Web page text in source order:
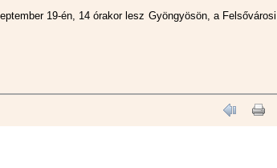
19-én, 14 órakor lesz Gyöngyösön, a Felsővárosi